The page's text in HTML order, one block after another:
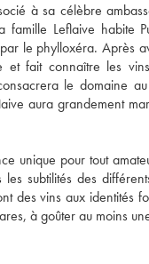
à sa célèbre
Leflaive habite
le phylloxéra. Après
fait connaître les
le domaine
aura grandement
unique pour tout
subtilités des
des vins aux
à goûter au moins